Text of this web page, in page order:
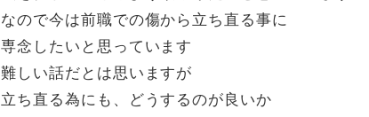
なので今は前職での傷から立ち直る事に
専念したいと思っています
難しい話だとは思いますが
立ち直る為にも、どうするのが良いか